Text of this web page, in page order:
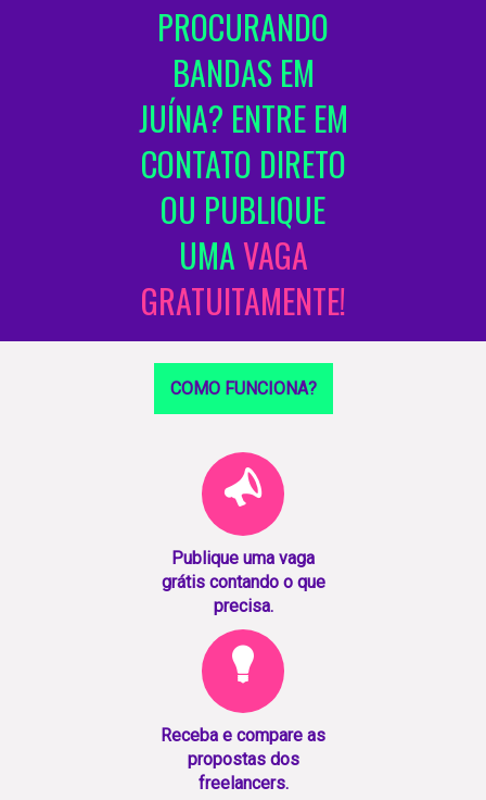
PROCURANDO
BANDAS EM
JUÍNA? ENTRE EM
CONTATO DIRETO
OU PUBLIQUE
UMAVAGA
GRATUITAMENTE!
COMO FUNCIONA?
Publique uma vaga
grátis contando o que
precisa.
Receba e compare as
propostas dos
freelancers.